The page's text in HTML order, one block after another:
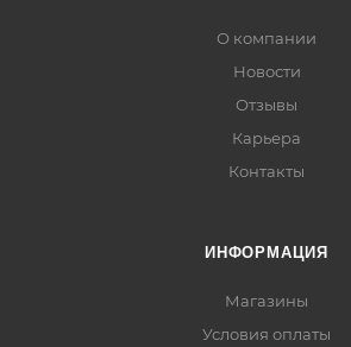
О компании
Новости
Отзывы
Карьера
Контакты
ИНФОРМАЦИЯ
Магазины
Условия оплаты